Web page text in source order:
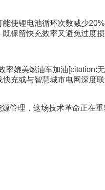
使锂电池循环次数减少
保留快充效率又避免过度
媲美燃油车加油[citation:
充或与智慧城市电网深度
管理，这场技术革命正在